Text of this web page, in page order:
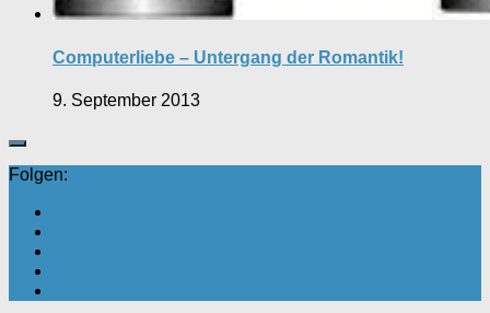
Computerliebe – Untergang der Romantik!
9. September 2013
Folgen: